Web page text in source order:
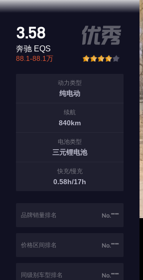
3.58
奔驰 EQS
88.1-88.1万
动力类型
纯电动
续航
840km
电池类型
三元锂电池
快充/慢充
0.58h/17h
品牌销量排名 No.--
价格区间排名 No.--
同级别车型排名 No.--